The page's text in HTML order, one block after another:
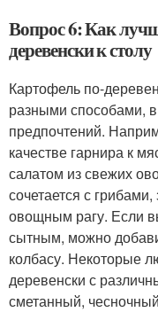
Вопрос 6: Как
деревенски к столу
Картофель по-
разными способами,
предпочтений.
качестве гарнира к
салатом из свежих
сочетается с
овощным рагу. Если
сытным, можно
колбасу. Некоторые
деревенски с
сметанный,